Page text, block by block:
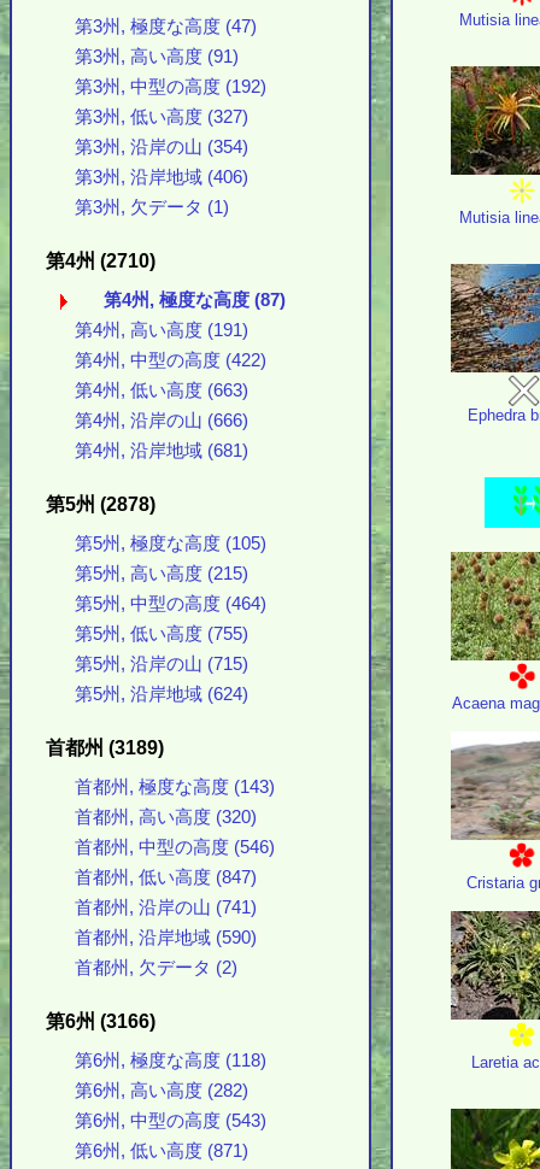
第3州, 極度な高度 (47)
第3州, 高い高度 (91)
第3州, 中型の高度 (192)
第3州, 低い高度 (327)
第3州, 沿岸の山 (354)
第3州, 沿岸地域 (406)
第3州, 欠データ (1)
第4州 (2710)
第4州, 極度な高度 (87)
第4州, 高い高度 (191)
第4州, 中型の高度 (422)
第4州, 低い高度 (663)
第4州, 沿岸の山 (666)
第4州, 沿岸地域 (681)
第5州 (2878)
第5州, 極度な高度 (105)
第5州, 高い高度 (215)
第5州, 中型の高度 (464)
第5州, 低い高度 (755)
第5州, 沿岸の山 (715)
第5州, 沿岸地域 (624)
首都州 (3189)
首都州, 極度な高度 (143)
首都州, 高い高度 (320)
首都州, 中型の高度 (546)
首都州, 低い高度 (847)
首都州, 沿岸の山 (741)
首都州, 沿岸地域 (590)
首都州, 欠データ (2)
第6州 (3166)
第6州, 極度な高度 (118)
第6州, 高い高度 (282)
第6州, 中型の高度 (543)
第6州, 低い高度 (871)
Mutisia
Mutisia
Ephedra
Acaena
Cristaria
Laretia